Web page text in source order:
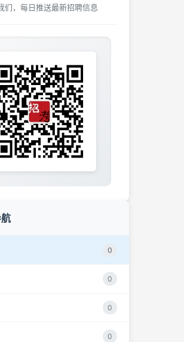
们，每日推送最新招聘信息
0
0
0
0